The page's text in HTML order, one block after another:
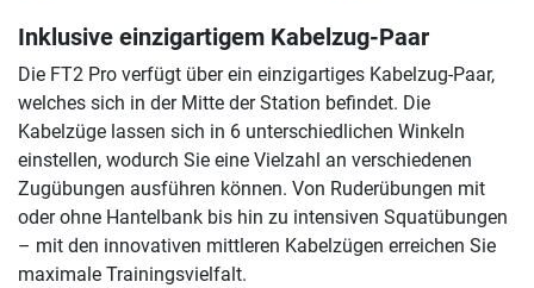
Inklusive einzigartigem Kabelzug-Paar
Die FT2 Pro verfügt über ein einzigartiges Kabelzug-Paar,
welches sich in der Mitte der Station befindet. Die
Kabelzüge lassen sich in 6 unterschiedlichen Winkeln
einstellen, wodurch Sie eine Vielzahl an verschiedenen
Zugübungen ausführen können. Von Ruderübungen mit
oder ohne Hantelbank bis hin zu intensiven Squatübungen
– mit den innovativen mittleren Kabelzügen erreichen Sie
maximale Trainingsvielfalt.